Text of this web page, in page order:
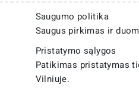
Saugumo politika
Saugus pirkimas ir
Pristatymo sąlygos
Patikimas pristatymas
Vilniuje.